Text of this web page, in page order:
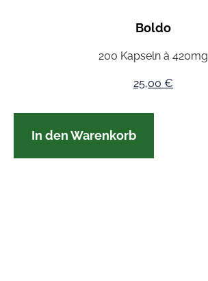
Boldo
200 Kapseln à 420mg
25,00 €
In den Warenkorb